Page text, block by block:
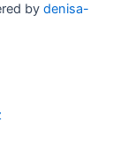
by denisa-